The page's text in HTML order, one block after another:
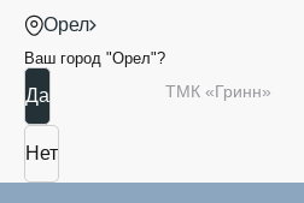
Орел
Ваш город "Орел"?
ТМК «Гринн»